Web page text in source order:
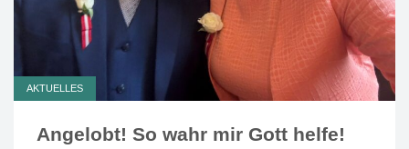
AKTUELLES
Angelobt! So wahr mir Gott helfe!